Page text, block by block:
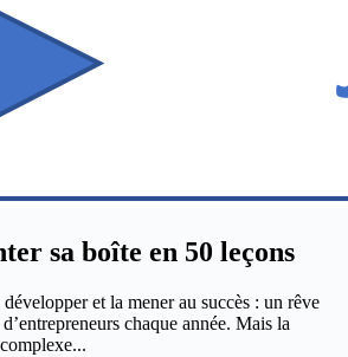
sa boîte en 50 leçons
et la mener au succès : un rêve
chaque année. Mais la